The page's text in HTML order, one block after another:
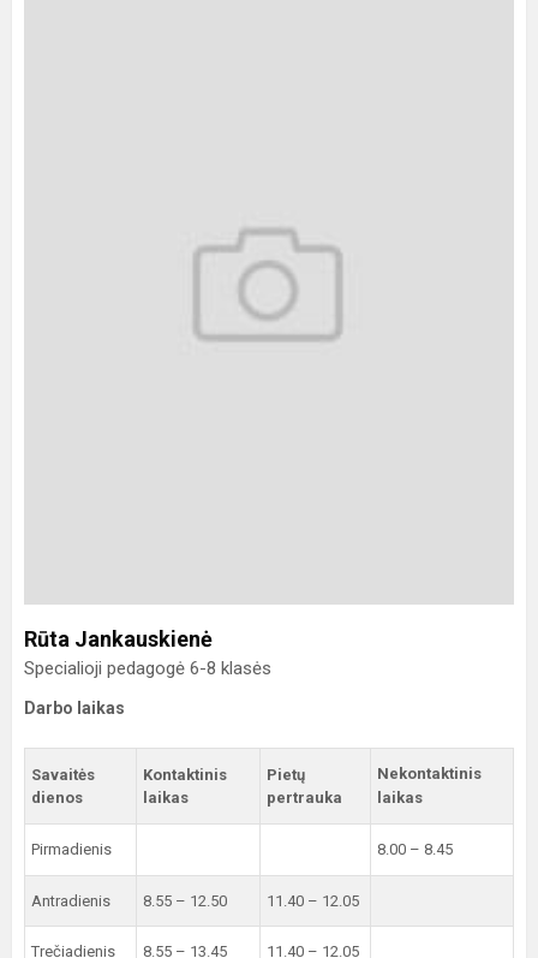
Rūta Jankauskienė
Specialioji pedagogė 6-8 klasės
Darbo laikas
Savaitės
dienos
Kontaktinis
laikas
Pietų
pertrauka
Nekontaktinis
laikas
Pirmadienis 8.00 – 8.45
Antradienis 8.55 – 12.50 11.40 – 12.05
Trečiadienis 8.55 – 13.45 11.40 – 12.05